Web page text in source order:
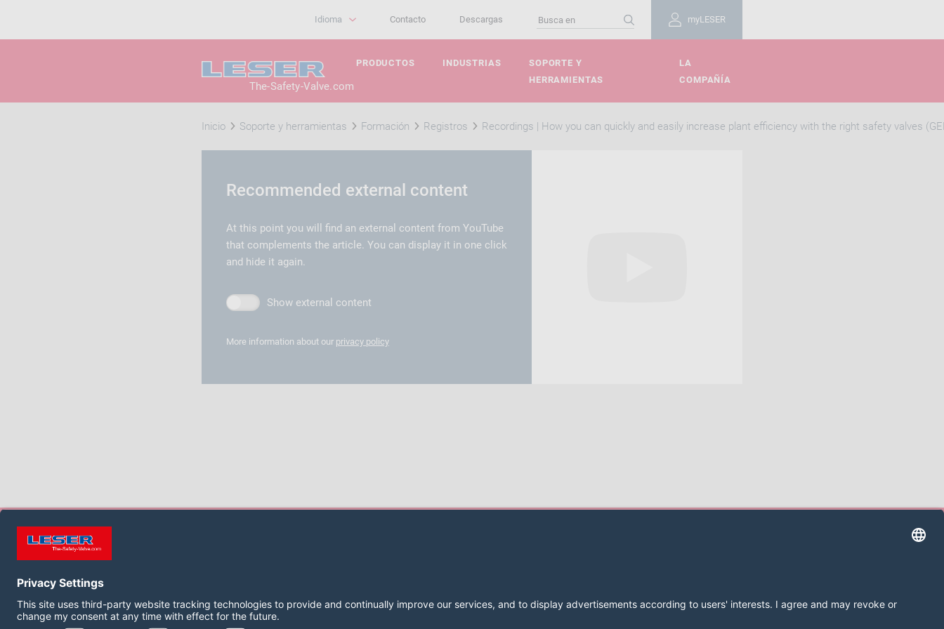
myLESER
Contacto Descargas
Idioma
The-Safety-Valve.com
PRODUCTOS INDUSTRIAS
SOPORTE Y
HERRAMIENTAS
LA
COMPAÑÍA
Inicio Soporte y herramientas Formación Registros Recordings | How you can quickly and easily increase plant efficiency with the right safety valves
Recommended external content
At this point you will find an external content from YouTube
that complements the article. You can display it in one click
and hide it again.
Show external content
More information about our privacy policy